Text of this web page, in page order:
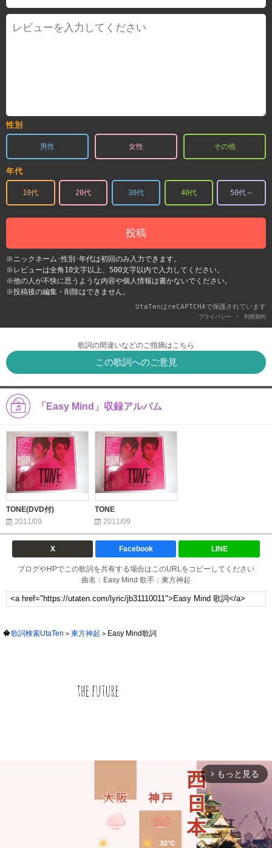
性別
男性 女性 その他
年代
10代 20代 30代 40代 50代～
投稿
※ニックネーム･性別･年代は初回のみ入力できます。
※レビューは全角10文字以上、500文字以内で入力してください。
※他の人が不快に思うような内容や個人情報は書かないでください。
※投稿後の編集・削除はできません。
UtaTenはreCAPTCHAで保護されています
プライバシー - 利用契約
歌詞の間違いなどのご指摘はこちら
この歌詞へのご意見
「Easy Mind」収録アルバム
TONE(DVD付)
2011/09
TONE
2011/09
X Facebook LINE
ブログやHPでこの歌詞を共有する場合はこのURLをコピーしてください
曲名：Easy Mind 歌手：東方神起
歌詞検索UtaTen 東方神起 Easy Mind歌詞
arrow_forward_ios もっと見る